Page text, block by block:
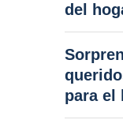
del
para el